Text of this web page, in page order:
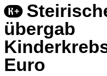
übergab
Euro